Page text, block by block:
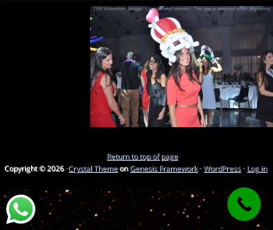
Return to top of page
Copyright © 2026 ·Crystal ThemeonGenesis Framework·WordPress· Log in